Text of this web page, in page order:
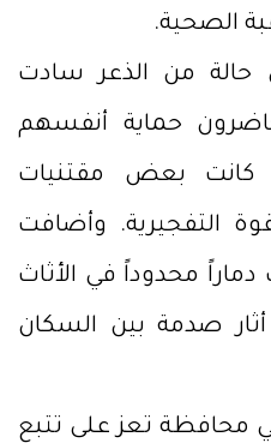
الصحية.
حالة من الذعر سادت
حماية أنفسهم
كانت بعض مقتنيات
التفجيرية. وأضافت
دماراً محدوداً في الأثاث
أثار صدمة بين السكان
محافظة تعز على تتبع